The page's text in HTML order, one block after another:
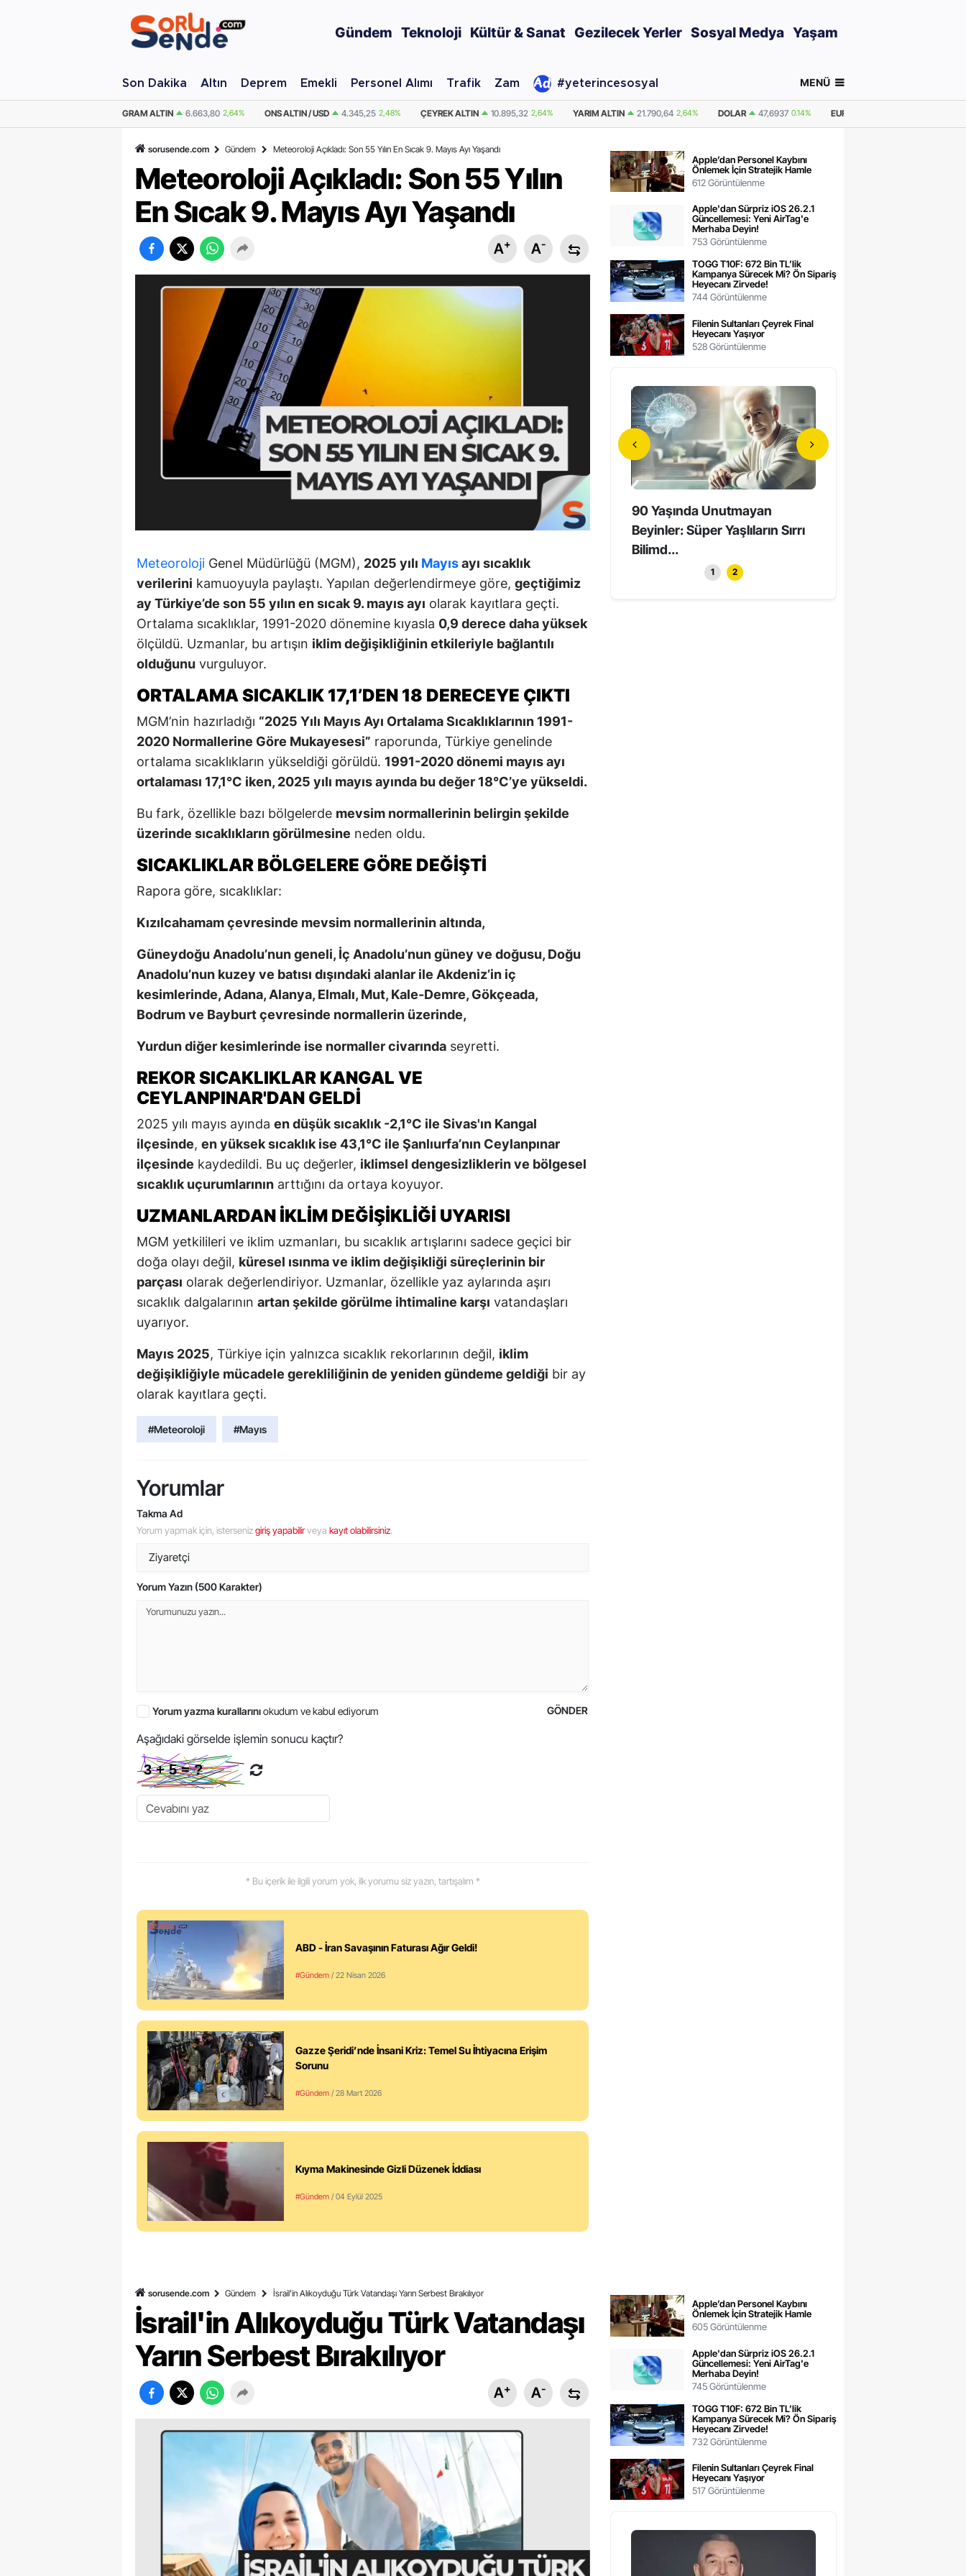
Gündem Teknoloji Kültür & Sanat Gezilecek Yerler Sosyal Medya Yaşam
Son Dakika Altın Deprem Emekli Personel Alımı Trafik Zam #yeterincesosyal MENÜ
ONS ALTIN / USD 4.345,25 2,48% ÇEYREK ALTIN 10.895,32 2,64% YARIM ALTIN 21.790,64 2,64% DOLAR 47,6937 0.14% EURO 55,2240 0.36% GRAM ALTIN
sorusende.com Gündem Meteoroloji Açıkladı: Son 55 Yılın En Sıcak 9. Mayıs Ayı Yaşandı
Meteoroloji Açıkladı: Son 55 Yılın
En Sıcak 9. Mayıs Ayı Yaşandı
A+ A-
Meteoroloji Genel Müdürlüğü (MGM), 2025 yılı Mayısayı sıcaklık
verilerini kamuoyuyla paylaştı. Yapılan değerlendirmeye göre, geçtiğimiz
ay Türkiye’de son 55 yılın en sıcak 9. mayıs ayı olarak kayıtlara geçti.
Ortalama sıcaklıklar, 1991-2020 dönemine kıyasla 0,9 derece daha yüksek
ölçüldü. Uzmanlar, bu artışın iklim değişikliğinin etkileriyle bağlantılı
olduğunu vurguluyor.
ORTALAMA SICAKLIK 17,1’DEN 18 DERECEYE ÇIKTI
MGM’nin hazırladığı “2025 Yılı Mayıs Ayı Ortalama Sıcaklıklarının 1991-
2020 Normallerine Göre Mukayesesi” raporunda, Türkiye genelinde
ortalama sıcaklıkların yükseldiği görüldü. 1991-2020 dönemi mayıs ayı
ortalaması 17,1°C iken, 2025 yılı mayıs ayında bu değer 18°C’ye yükseldi.
Bu fark, özellikle bazı bölgelerde mevsim normallerinin belirgin şekilde
üzerinde sıcaklıkların görülmesine neden oldu.
SICAKLIKLAR BÖLGELERE GÖRE DEĞIŞTI
Rapora göre, sıcaklıklar:
Kızılcahamam çevresinde mevsim normallerinin altında,
Güneydoğu Anadolu’nun geneli, İç Anadolu’nun güney ve doğusu, Doğu
Anadolu’nun kuzey ve batısı dışındaki alanlar ile Akdeniz’in iç
kesimlerinde, Adana, Alanya, Elmalı, Mut, Kale-Demre, Gökçeada,
Bodrum ve Bayburt çevresinde normallerin üzerinde,
Yurdun diğer kesimlerinde ise normaller civarında seyretti.
REKOR SICAKLIKLAR KANGAL VE
CEYLANPINAR'DAN GELDI
2025 yılı mayıs ayında en düşük sıcaklık -2,1°C ile Sivas'ın Kangal
ilçesinde, en yüksek sıcaklık ise 43,1°C ile Şanlıurfa’nın Ceylanpınar
ilçesinde kaydedildi. Bu uç değerler, iklimsel dengesizliklerin ve bölgesel
sıcaklık uçurumlarının arttığını da ortaya koyuyor.
UZMANLARDAN İKLIM DEĞIŞIKLIĞI UYARISI
MGM yetkilileri ve iklim uzmanları, bu sıcaklık artışlarını sadece geçici bir
doğa olayı değil, küresel ısınma ve iklim değişikliği süreçlerinin bir
parçası olarak değerlendiriyor. Uzmanlar, özellikle yaz aylarında aşırı
sıcaklık dalgalarının artan şekilde görülme ihtimaline karşı vatandaşları
uyarıyor.
Mayıs 2025, Türkiye için yalnızca sıcaklık rekorlarının değil, iklim
değişikliğiyle mücadele gerekliliğinin de yeniden gündeme geldiği bir ay
olarak kayıtlara geçti.
#Meteoroloji #Mayıs
Yorumlar
Takma Ad
Yorum yapmak için, istersenizgiriş yapabilirveya kayıt olabilirsiniz.
Yorum Yazın (500 Karakter)
GÖNDER
Yorum yazma kurallarınıokudum ve kabul ediyorum
Aşağıdaki görselde işlemin sonucu kaçtır?
* Bu içerik ile ilgili yorum yok, ilk yorumu siz yazın, tartışalım *
ABD - İran Savaşının Faturası Ağır Geldi!
#Gündem / 22 Nisan 2026
Gazze Şeridi’nde İnsani Kriz: Temel Su İhtiyacına Erişim
Sorunu
#Gündem / 28 Mart 2026
Kıyma Makinesinde Gizli Düzenek İddiası
#Gündem / 04 Eylül 2025
Apple’dan Personel Kaybını
Önlemek İçin Stratejik Hamle
612 Görüntülenme
Apple'dan Sürpriz iOS 26.2.1
Güncellemesi: Yeni AirTag'e
Merhaba Deyin!
753 Görüntülenme
TOGG T10F: 672 Bin TL’lik
Kampanya Sürecek Mi? Ön Sipariş
Heyecanı Zirvede!
744 Görüntülenme
Filenin Sultanları Çeyrek Final
Heyecanı Yaşıyor
528 Görüntülenme
Beyinler: Süper Yaşlıların Sırrı
Hollywood’un Yerli Yıldızı 73
Yaşında Hayatını Kaybetti
90 Yaşında Unutmayan
Beyinler: Süper Yaşlıların Sırrı
Bilimd...
1 2
sorusende.com Gündem İsrail'in Alıkoyduğu Türk Vatandaşı Yarın Serbest Bırakılıyor
İsrail'in Alıkoyduğu Türk Vatandaşı
Yarın Serbest Bırakılıyor
A+ A-
Apple’dan Personel Kaybını
Önlemek İçin Stratejik Hamle
605 Görüntülenme
Apple'dan Sürpriz iOS 26.2.1
Güncellemesi: Yeni AirTag'e
Merhaba Deyin!
745 Görüntülenme
TOGG T10F: 672 Bin TL’lik
Kampanya Sürecek Mi? Ön Sipariş
Heyecanı Zirvede!
732 Görüntülenme
Filenin Sultanları Çeyrek Final
Heyecanı Yaşıyor
517 Görüntülenme